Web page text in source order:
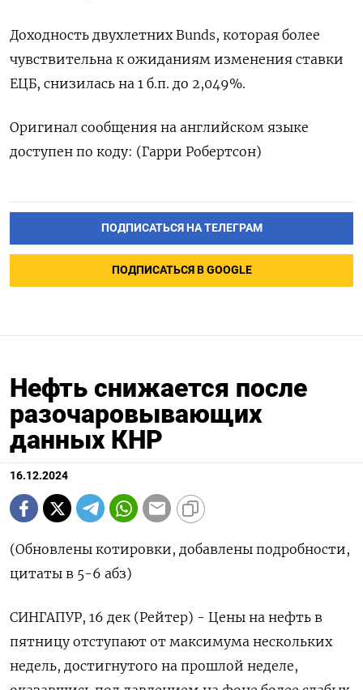
Доходность двухлетних Bunds, которая более
чувствительна к ожиданиям изменения ставки
ЕЦБ, снизилась на 1 б.п. до 2,049%.
Оригинал сообщения на английском языке
доступен по коду: (Гарри Робертсон)
ПОДПИСАТЬСЯ НА ТЕЛЕГРАМ
ПОДПИСАТЬСЯ В GOOGLE
Нефть снижается после
разочаровывающих
данных КНР
16.12.2024
(Обновлены котировки, добавлены подробности,
цитаты в 5-6 абз)
СИНГАПУР, 16 дек (Рейтер) - Цены на нефть в
пятницу отступают от максимума нескольких
недель, достигнутого на прошлой неделе,